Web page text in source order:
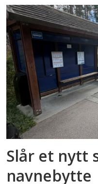
Slår et nytt
navnebytte